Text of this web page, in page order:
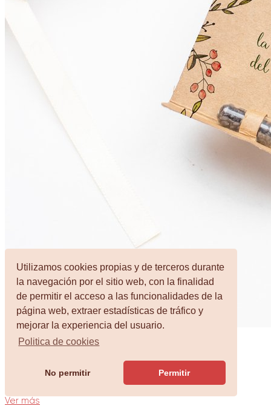
Utilizamos cookies propias y de terceros durante
la navegación por el sitio web, con la finalidad
de permitir el acceso a las funcionalidades de la
página web, extraer estadísticas de tráfico y
mejorar la experiencia del usuario.
Politica de cookies
No permitir Permitir
Ver más